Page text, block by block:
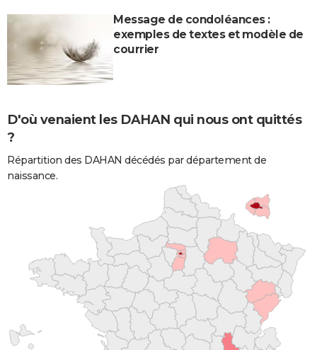
Message de condoléances :
exemples de textes et modèle de
courrier
D'où venaient les DAHAN qui nous ont quittés
?
Répartition des DAHAN décédés par département de
naissance.